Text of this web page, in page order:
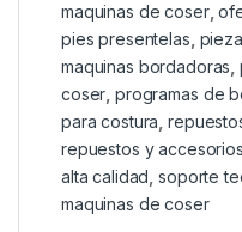
maquinas de coser,
pies presentelas
maquinas bordadoras ,
coser ,programas de
para costura ,
repuestos y
alta calidad ,soporte
maquinas de coser